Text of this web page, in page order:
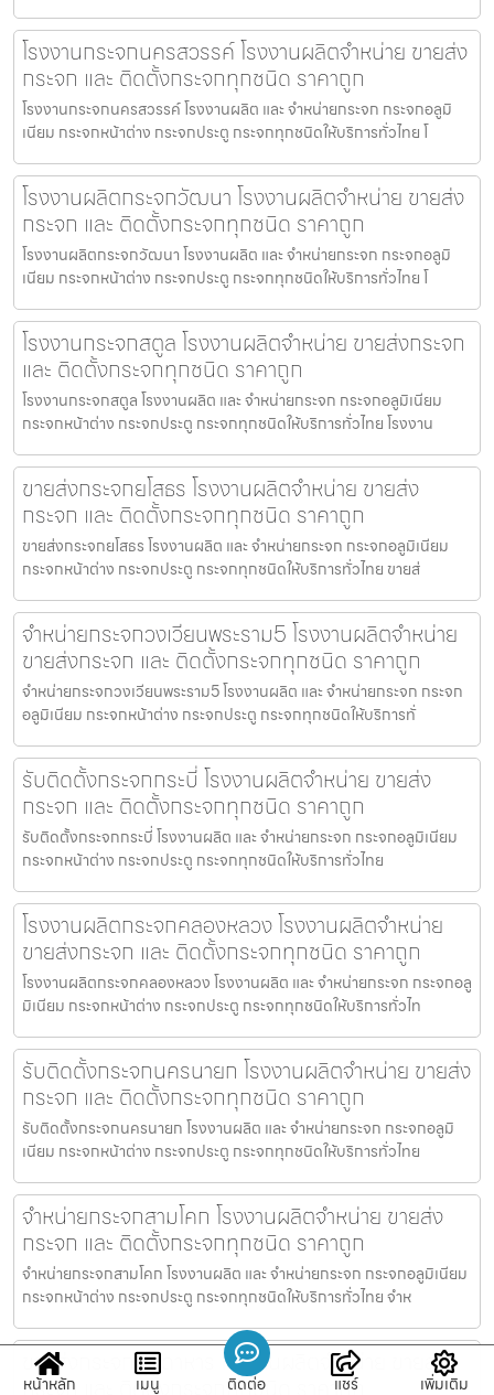
โรงงานกระจกนครสวรรค์ โรงงานผลิตจำหน่าย ขายส่ง
กระจก และ ติดตั้งกระจกทุกชนิด ราคาถูก
โรงงานกระจกนครสวรรค์ โรงงานผลิต และ จำหน่ายกระจก กระจกอลูมิ
เนียม กระจกหน้าต่าง กระจกประตู กระจกทุกชนิดให้บริการทั่วไทย โ
โรงงานผลิตกระจกวัฒนา โรงงานผลิตจำหน่าย ขายส่ง
กระจก และ ติดตั้งกระจกทุกชนิด ราคาถูก
โรงงานผลิตกระจกวัฒนา โรงงานผลิต และ จำหน่ายกระจก กระจกอลูมิ
เนียม กระจกหน้าต่าง กระจกประตู กระจกทุกชนิดให้บริการทั่วไทย โ
โรงงานกระจกสตูล โรงงานผลิตจำหน่าย ขายส่งกระจก
และ ติดตั้งกระจกทุกชนิด ราคาถูก
โรงงานกระจกสตูล โรงงานผลิต และ จำหน่ายกระจก กระจกอลูมิเนียม
กระจกหน้าต่าง กระจกประตู กระจกทุกชนิดให้บริการทั่วไทย โรงงาน
ขายส่งกระจกยโสธร โรงงานผลิตจำหน่าย ขายส่ง
กระจก และ ติดตั้งกระจกทุกชนิด ราคาถูก
ขายส่งกระจกยโสธร โรงงานผลิต และ จำหน่ายกระจก กระจกอลูมิเนียม
กระจกหน้าต่าง กระจกประตู กระจกทุกชนิดให้บริการทั่วไทย ขายส่
จำหน่ายกระจกวงเวียนพระราม5 โรงงานผลิตจำหน่าย
ขายส่งกระจก และ ติดตั้งกระจกทุกชนิด ราคาถูก
จำหน่ายกระจกวงเวียนพระราม5 โรงงานผลิต และ จำหน่ายกระจก กระจก
อลูมิเนียม กระจกหน้าต่าง กระจกประตู กระจกทุกชนิดให้บริการทั่
รับติดตั้งกระจกกระบี่ โรงงานผลิตจำหน่าย ขายส่ง
กระจก และ ติดตั้งกระจกทุกชนิด ราคาถูก
รับติดตั้งกระจกกระบี่ โรงงานผลิต และ จำหน่ายกระจก กระจกอลูมิเนียม
กระจกหน้าต่าง กระจกประตู กระจกทุกชนิดให้บริการทั่วไทย
โรงงานผลิตกระจกคลองหลวง โรงงานผลิตจำหน่าย
ขายส่งกระจก และ ติดตั้งกระจกทุกชนิด ราคาถูก
โรงงานผลิตกระจกคลองหลวง โรงงานผลิต และ จำหน่ายกระจก กระจกอลู
มิเนียม กระจกหน้าต่าง กระจกประตู กระจกทุกชนิดให้บริการทั่วไท
รับติดตั้งกระจกนครนายก โรงงานผลิตจำหน่าย ขายส่ง
กระจก และ ติดตั้งกระจกทุกชนิด ราคาถูก
รับติดตั้งกระจกนครนายก โรงงานผลิต และ จำหน่ายกระจก กระจกอลูมิ
เนียม กระจกหน้าต่าง กระจกประตู กระจกทุกชนิดให้บริการทั่วไทย
จำหน่ายกระจกสามโคก โรงงานผลิตจำหน่าย ขายส่ง
กระจก และ ติดตั้งกระจกทุกชนิด ราคาถูก
จำหน่ายกระจกสามโคก โรงงานผลิต และ จำหน่ายกระจก กระจกอลูมิเนียม
กระจกหน้าต่าง กระจกประตู กระจกทุกชนิดให้บริการทั่วไทย จำห
ขายส่งกระจกมุกดาหาร โรงงานผลิตจำหน่าย ขายส่ง
หน้าหลัก เมนู ติดต่อ แชร์ เพิ่มเติม